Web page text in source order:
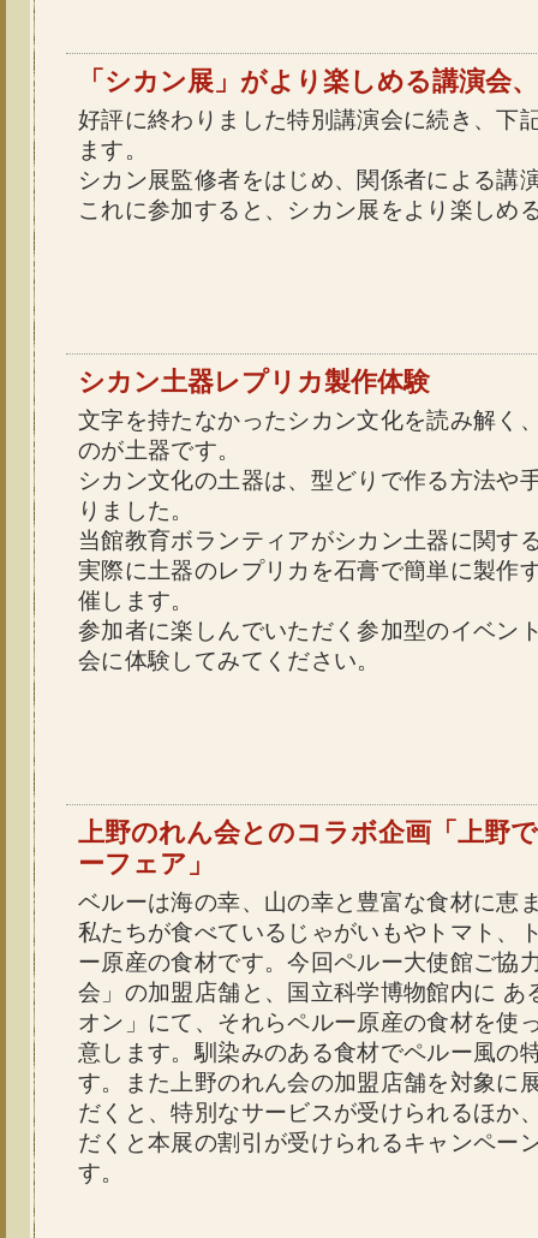
「シカン展」がより楽しめる講演会
好評に終わりました特別講演会に続き、下
ます。
シカン展監修者をはじめ、関係者による講
これに参加すると、シカン展をより楽しめ
シカン土器レプリカ製作体験
文字を持たなかったシカン文化を読み解く
のが土器です。
シカン文化の土器は、型どりで作る方法や
りました。
当館教育ボランティアがシカン土器に関す
実際に土器のレプリカを石膏で簡単に製作
催します。
参加者に楽しんでいただく参加型のイベン
会に体験してみてください。
上野のれん会とのコラボ企画「上野
ーフェア」
ベルーは海の幸、山の幸と豊富な食材に恵
私たちが食べているじゃがいもやトマト、
ー原産の食材です。今回ペルー大使館ご協
会」の加盟店舗と、国立科学博物館内に あ
オン」にて、それらペルー原産の食材を使
意します。馴染みのある食材でペルー風の
す。また上野のれん会の加盟店舗を対象に
だくと、特別なサービスが受けられるほか
だくと本展の割引が受けられるキャンペー
す。